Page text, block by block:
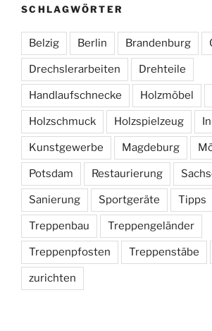
SCHLAGWÖRTER
Belzig Berlin Brandenburg
Drechslerarbeiten Drehteile
Handlaufschnecke Holzmöbel
Holzschmuck Holzspielzeug
Kunstgewerbe Magdeburg
Potsdam Restaurierung
Sanierung Sportgeräte Tipps
Treppenbau Treppengeländer
Treppenpfosten Treppenstäbe
zurichten